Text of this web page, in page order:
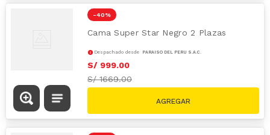
-40 %
Cama Super Star Negro 2 Plazas
Despachado desde PARAÍSO DEL PERÚ S.A.C.
S/ 999.00
S/1669.00